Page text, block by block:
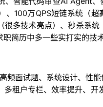
、100万QPS短链系统（
多技术亮点）、秒杀系统
简历中多一些实打实的技
频面试题、系统设计、性
租户专栏、效率提升、